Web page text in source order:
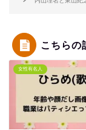
こちらの
女性有名人